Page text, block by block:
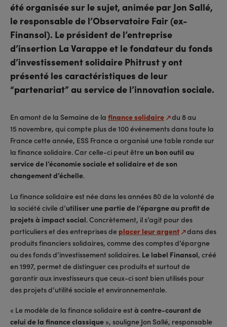
été organisée sur le sujet, animée par Jon Sallé,
le responsable de l’Observatoire Fair (ex-
Finansol). Le président de l’entreprise
d’insertion La Varappe et le fondateur du fonds
d’investissement solidaire Phitrust y ont
présenté les caractéristiques de leur
“partenariat” au service de l’innovation sociale.
En amont de la Semaine de la finance solidaire du 8 au
15 novembre, qui compte plus de 100 événements dans toute la
France cette année, ESS France a organisé une table ronde sur
la finance solidaire. Car celle-ci peut être un bon outil au
service de l’économie sociale et solidaire et de son
changement d’échelle.
La finance solidaire est née dans les années 80 de la volonté de
la société civile d’utiliser une partie de l’épargne au profit de
projets à impact social. Concrètement, il s’agit pour des
particuliers et des entreprises de placer leur argent dans des
produits financiers solidaires, comme des comptes d’épargne
ou des fonds d’investissement solidaires. Le label Finansol, créé
en 1997, permet de distinguer ces produits et surtout de
garantir aux investisseurs que ceux-ci sont bien utilisés pour
des projets d’utilité sociale et environnementale.
« Le modèle de la finance solidaire està contre-courant de
celui de la finance classique », souligne Jon Sallé, responsable